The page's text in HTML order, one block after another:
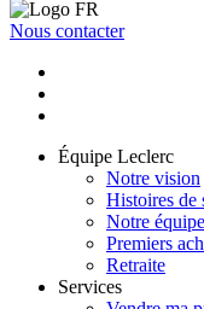
Nous contacter
Équipe Leclerc
Notre vision
Histoires de
Notre équipe
Premiers
Retraite
Services